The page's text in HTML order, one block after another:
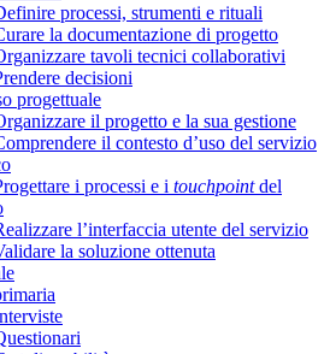
processi, strumenti e rituali
la documentazione di progetto
tavoli tecnici collaborativi
decisioni
progettuale
il progetto e la sua gestione
il contesto d’uso del servizio
i processi e i touchpointdel
l’interfaccia utente del servizio
la soluzione ottenuta